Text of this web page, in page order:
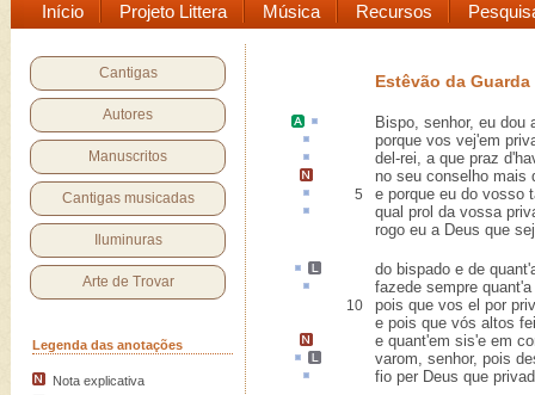
Início Projeto Littera Música Recursos
Cantigas
Autores
Manuscritos
Cantigas musicadas
Iluminuras
Arte de Trovar
Legenda das anotações
Nota explicativa
Estêvão da Guarda
Bispo, senhor, eu dou
porque vos vej'em
del-rei, a que praz
no seu conselho mais
5 e porque eu do vosso
qual prol da vossa
rogo eu a Deus que
do bispado e de
fazede sempre
10
pois que vos el por
e pois que vós altos
e quant'em sis'e em
varom, senhor, pois
fio per Deus que